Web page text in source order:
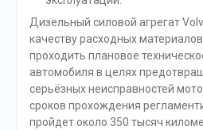
Дизельный силовой агрегат
качеству расходных
проходить плановое
автомобиля в целях
серьёзных неисправностей
сроков прохождения
пройдет около 350 тысяч